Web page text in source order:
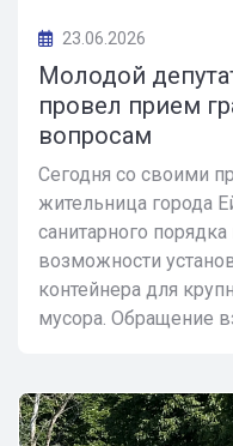
23.06.2026
Молодой
провел прием
вопросам
Сегодня со своими
жительница города
санитарного
возможности
контейнера для
мусора. Обращение